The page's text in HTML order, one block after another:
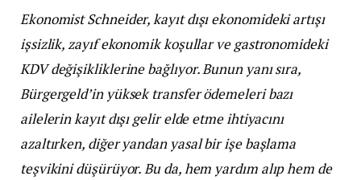
Ekonomist Schneider, kayıt dışı ekonomideki artışı
işsizlik, zayıf ekonomik koşullar ve gastronomideki
KDV değişikliklerine bağlıyor. Bunun yanı sıra,
Bürgergeld’in yüksek transfer ödemeleri bazı
ailelerin kayıt dışı gelir elde etme ihtiyacını
azaltırken, diğer yandan yasal bir işe başlama
teşvikini düşürüyor. Bu da, hem yardım alıp hem de